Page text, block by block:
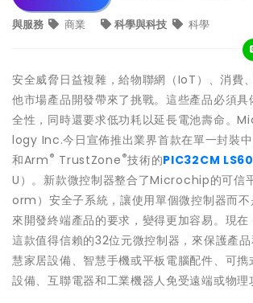
與服務 商業 科學與科技 科學
安全威脅日益複雜，給物聯網（IoT）、消費
他市場產品開發帶來了挑戰。這些產品必須
全性，同時還要求低功耗以延長電池壽命
logy Inc.今日宣佈推出業界首款在單一封裝
和Arm ® TrustZone ®技術的PIC32CM LS60
U）。新款微控制器整合了Microchip的可
orm）安全子系統，讓使用單個微控制器而
來開發終端產品的要求，變得更加容易。現在
這款值得信賴的32位元微控制器，來保護產
慧家居設備、智慧手機或平板電腦配件、可
設備、互聯電器和工業機器人免受遠端或物理